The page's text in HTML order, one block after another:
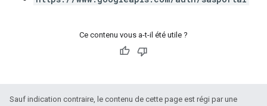
Ce contenu vous a-t-il été utile ?
Sauf indication contraire, le contenu de cette page est régi par une